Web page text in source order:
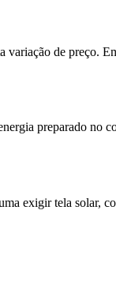
de preço.
preparado no
exigir tela solar,